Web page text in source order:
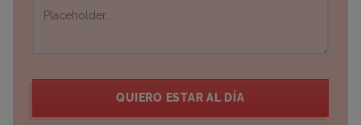
QUIERO ESTAR AL DÍA